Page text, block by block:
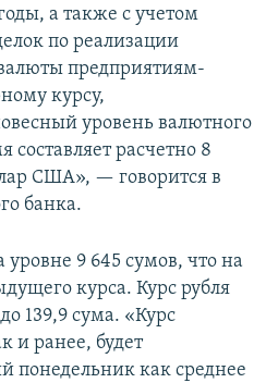
а также с учетом
по реализации
предприятиям-
курсу,
уровень валютного
составляет расчетно 8
США», — говорится в
банка.
уровне 9 645 сумов, что на
курса. Курс рубля
139,9 сума. «Курс
и ранее, будет
понедельник как среднее